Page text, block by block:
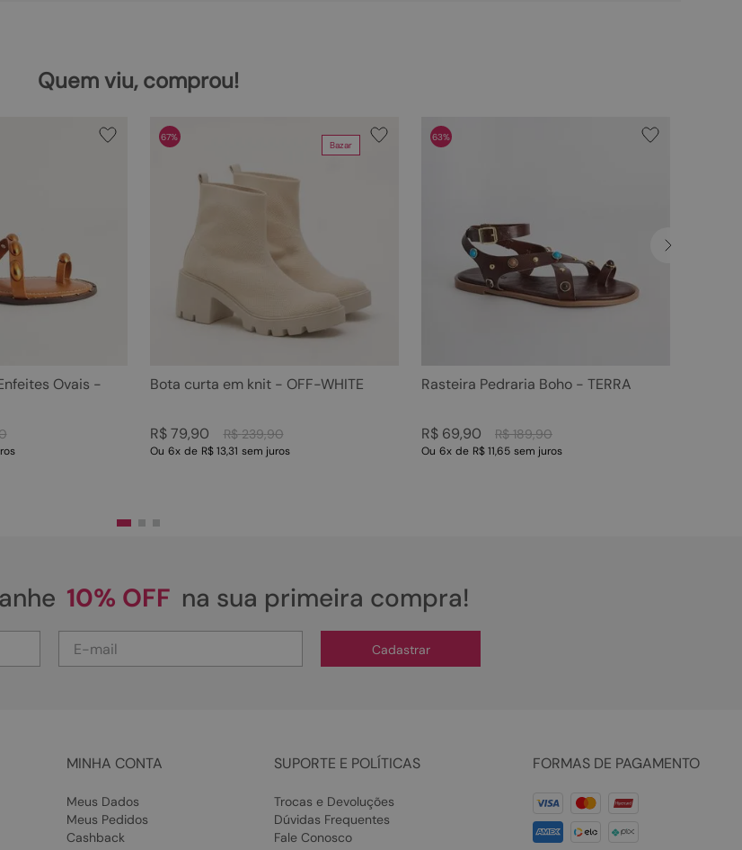
Quem viu, comprou!
Ovais -
Bazar
67%
Bota curta em knit - OFF-WHITE
R$ 239,90
R$ 79,90
Ou 6x de R$ 13,31 sem juros
63%
Rasteira Pedraria Boho - TERRA
R$ 189,90
R$ 69,90
Ou 6x de R$ 11,65 sem juros
10% OFF na sua primeira compra!
Cadastrar
MINHA CONTA
Meus Dados
Meus Pedidos
Cashback
SUPORTE E POLÍTICAS
Trocas e Devoluções
Dúvidas Frequentes
Fale Conosco
FORMAS DE PAGAMENTO